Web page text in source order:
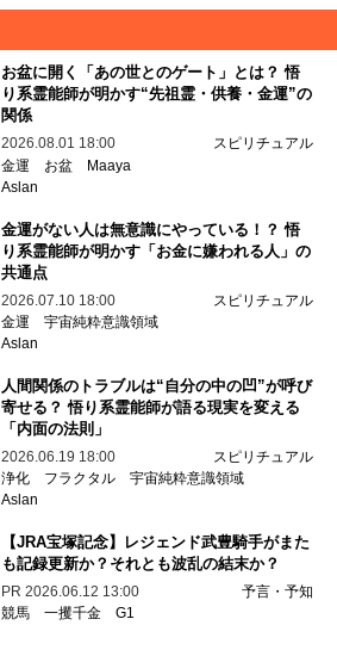
お盆に開く「あの世とのゲート」とは？ 悟
り系霊能師が明かす“先祖霊・供養・金運”の
関係
2026.08.01 18:00
スピリチュアル
金運
お盆
Maaya
Aslan
金運がない人は無意識にやっている！？ 悟
り系霊能師が明かす「お金に嫌われる人」の
共通点
2026.07.10 18:00
スピリチュアル
金運 宇宙純粋意識領域
Aslan
人間関係のトラブルは“自分の中の凹”が呼び
寄せる？ 悟り系霊能師が語る現実を変える
「内面の法則」
2026.06.19 18:00
スピリチュアル
浄化
フラクタル 宇宙純粋意識領域
Aslan
【JRA宝塚記念】レジェンド武豊騎手がまた
も記録更新か？それとも波乱の結末か？
PR 2026.06.12 13:00
予言・予知
競馬 一攫千金 G1